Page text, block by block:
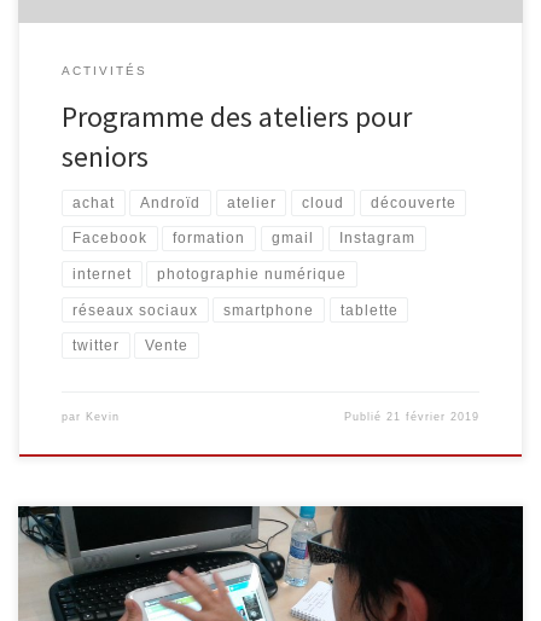
ACTIVITÉS
Programme des ateliers pour
seniors
achat Androïd atelier cloud découverte
Facebook formation gmail Instagram
internet photographie numérique
réseaux sociaux smartphone tablette
twitter Vente
par Kevin Publié 21 février 2019
Plusieurs initiations destinées aux séniors auront lieu lors des